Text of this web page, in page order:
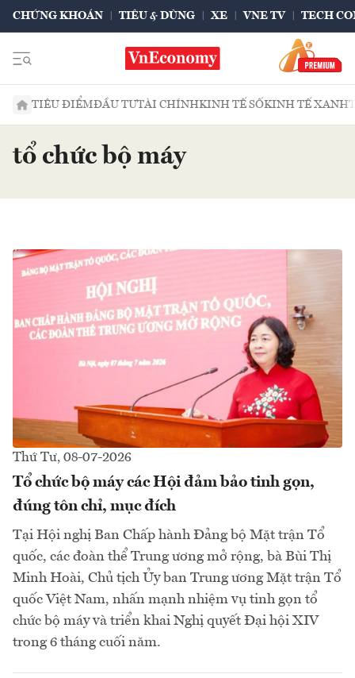
CHỨNG KHOÁN TIÊU & DÙNG XE VNE TV TECH
TIÊU ĐIỂMĐẦU TƯTÀI CHÍNHKINH TẾ SỐKINH TẾ XANH
tổ chức bộ máy
Thứ Tư, 08-07-2026
Tổ chức bộ máy các Hội đảm bảo tinh gọn,
đúng tôn chỉ, mục đích
Tại Hội nghị Ban Chấp hành Đảng bộ Mặt trận Tổ
quốc, các đoàn thể Trung ương mở rộng, bà Bùi Thị
Minh Hoài, Chủ tịch Ủy ban Trung ương Mặt trận Tổ
quốc Việt Nam, nhấn mạnh nhiệm vụ tinh gọn tổ
chức bộ máy và triển khai Nghị quyết Đại hội XIV
trong 6 tháng cuối năm.